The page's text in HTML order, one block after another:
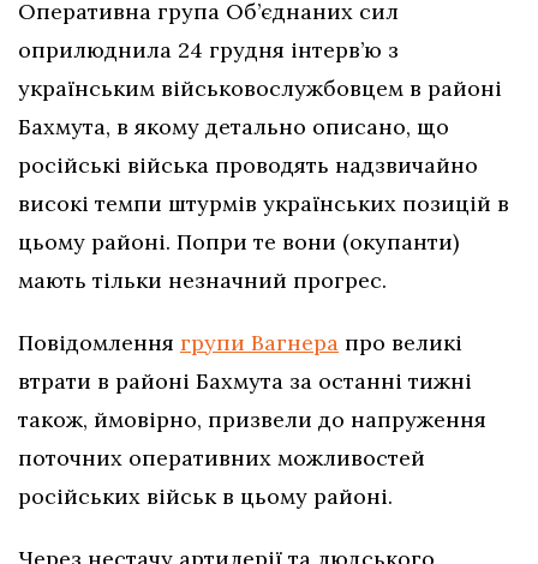
Оперативна група Об’єднаних сил
оприлюднила 24 грудня інтерв’ю з
українським військовослужбовцем в районі
Бахмута, в якому детально описано, що
російські війська проводять надзвичайно
високі темпи штурмів українських позицій в
цьому районі. Попри те вони (окупанти)
мають тільки незначний прогрес.
Повідомлення групи Вагнера про великі
втрати в районі Бахмута за останні тижні
також, ймовірно, призвели до напруження
поточних оперативних можливостей
російських військ в цьому районі.
Через нестачу артилерії та людського